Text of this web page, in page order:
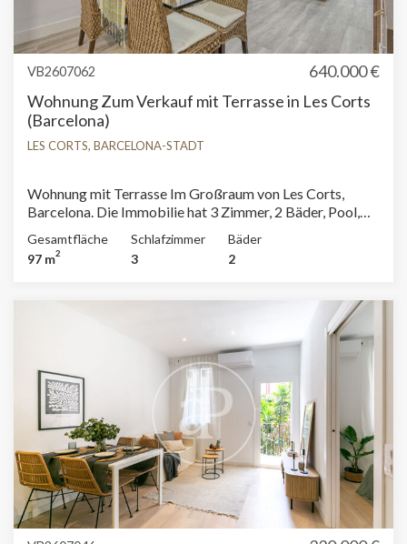
VB2607062
640.000 €
Wohnung Zum Verkauf mit Terrasse in Les Corts
(Barcelona)
LES CORTS, BARCELONA-STADT
Wohnung mit Terrasse Im Großraum von Les Corts,
Barcelona. Die Immobilie hat 3 Zimmer, 2 Bäder, Pool,
Gesamtfläche
97 m2
Schlafzimmer
3
Bäder
2